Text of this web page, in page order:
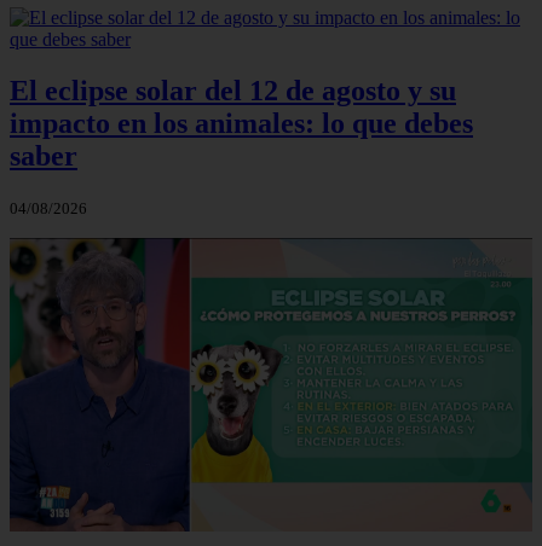
El eclipse solar del 12 de agosto y su
impacto en los animales: lo que debes
saber
04/08/2026